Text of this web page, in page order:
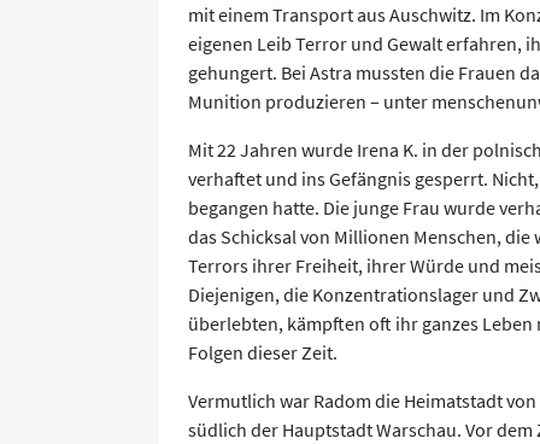
mit einem Transport aus Auschwitz. Im
eigenen Leib Terror und Gewalt erfahren,
gehungert. Bei Astra mussten die Frauen
Munition produzieren – unter
Mit 22 Jahren wurde Irena K. in der
verhaftet und ins Gefängnis gesperrt.
begangen hatte. Die junge Frau wurde
das Schicksal von Millionen Menschen,
Terrors ihrer Freiheit, ihrer Würde und
Diejenigen, die Konzentrationslager und
überlebten, kämpften oft ihr ganzes
Folgen dieser Zeit.
Vermutlich war Radom die Heimatstadt
südlich der Hauptstadt Warschau. Vor